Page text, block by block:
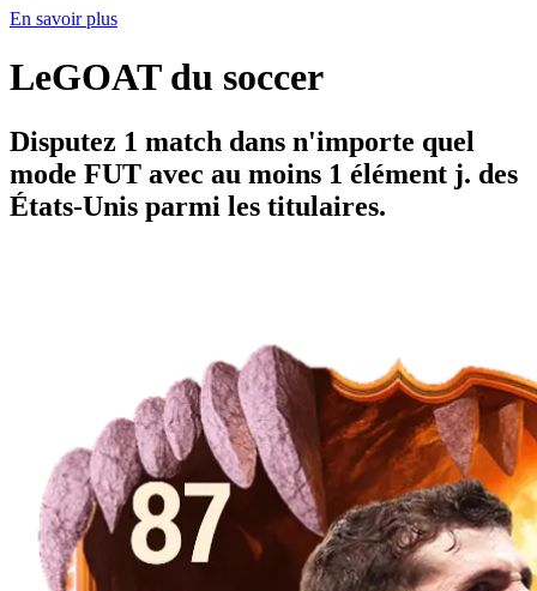
En savoir plus
LeGOAT du soccer
Disputez 1 match dans n'importe quel
mode FUT avec au moins 1 élément j. des
États-Unis parmi les titulaires.